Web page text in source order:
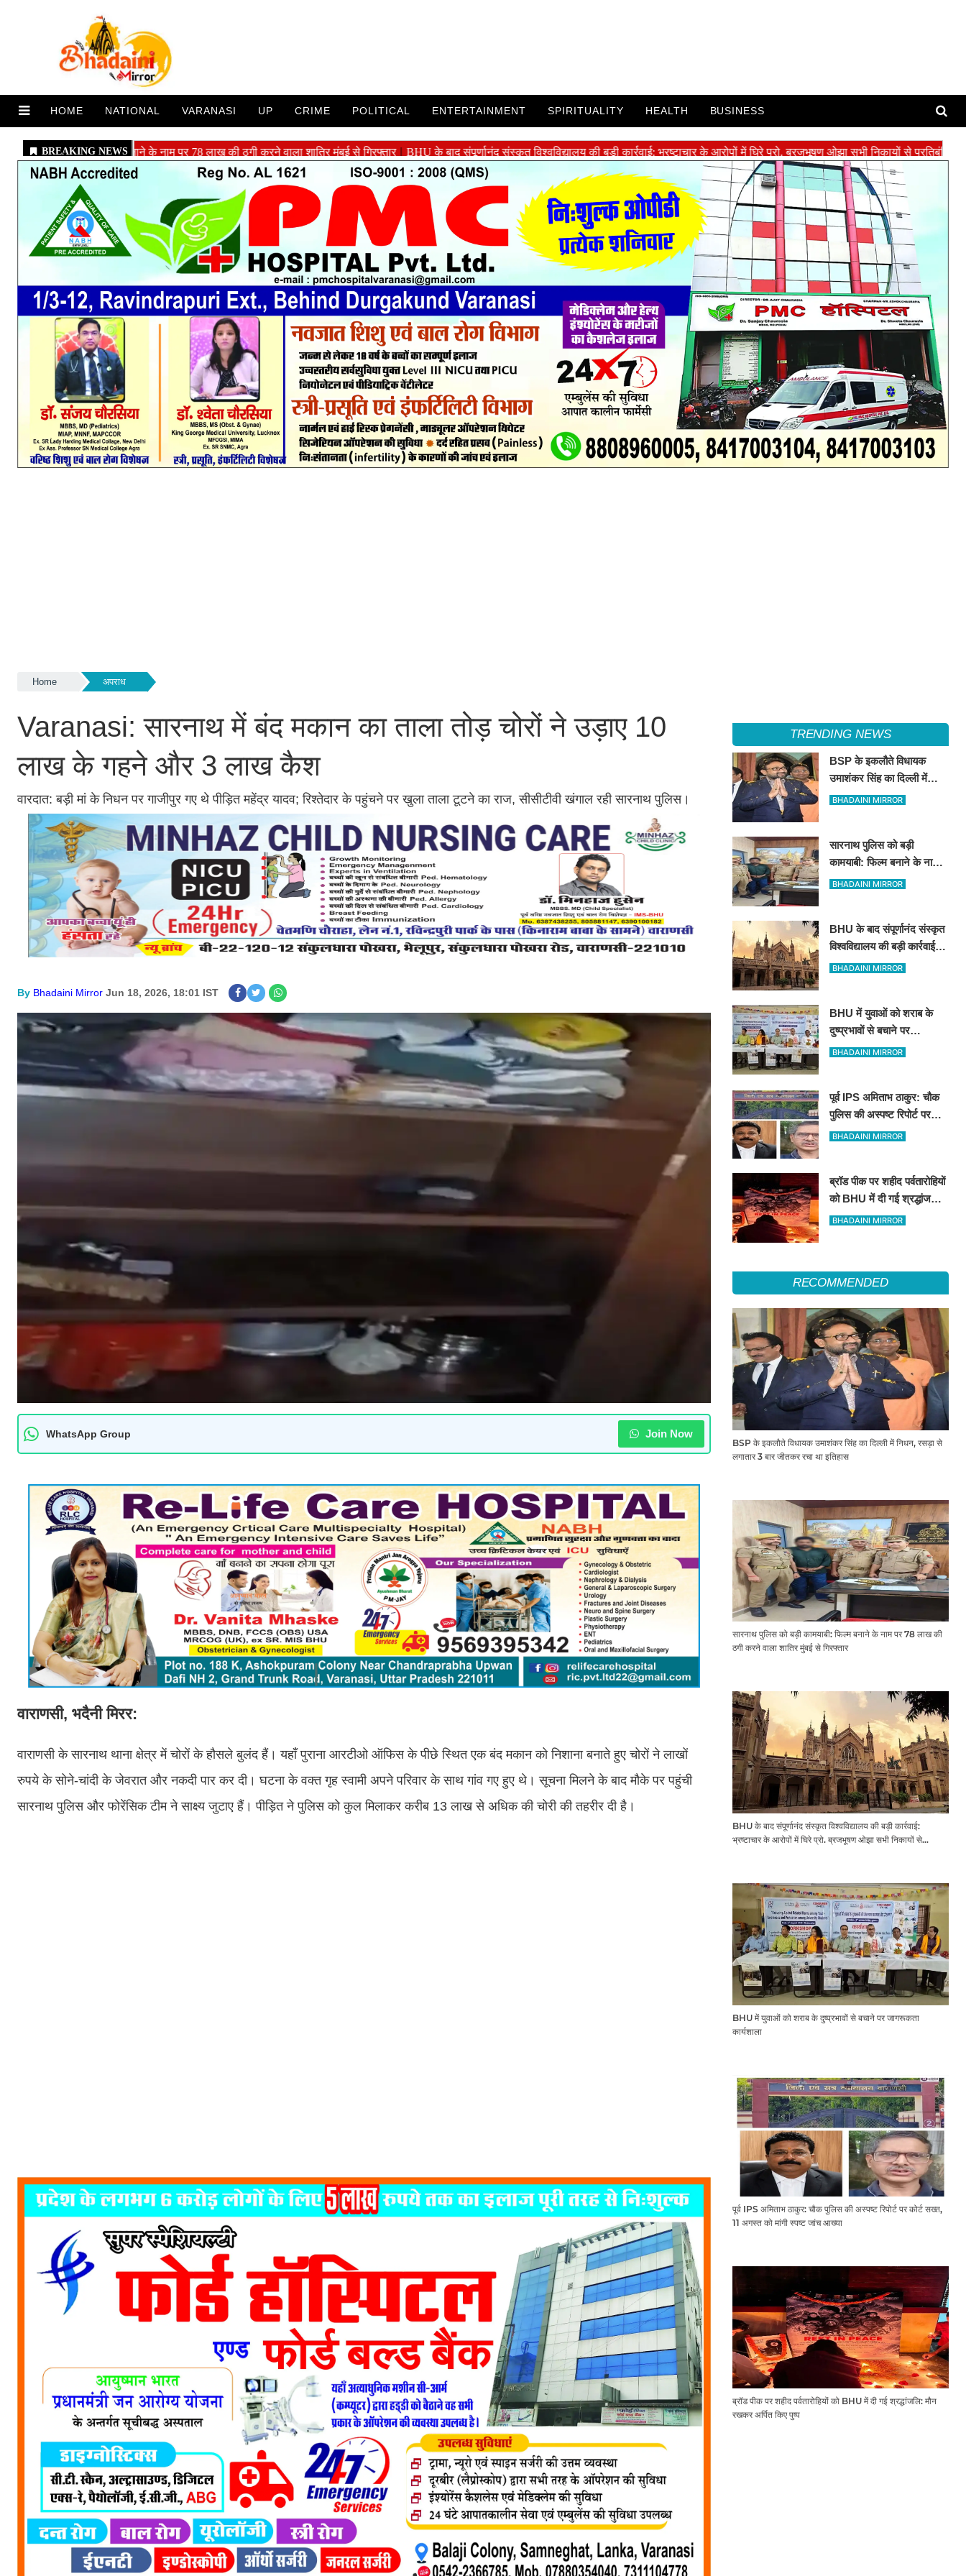
HOME NATIONAL VARANASI UP CRIME POLITICAL ENTERTAINMENT SPIRITUALITY HEALTH BUSINESS
Home अपराध
Varanasi: सारनाथ में बंद मकान का ताला तोड़ चोरों ने उड़ाए 10
लाख के गहने और 3 लाख कैश
वारदात: बड़ी मां के निधन पर गाजीपुर गए थे पीड़ित महेंद्र यादव; रिश्तेदार के पहुंचने पर खुला ताला टूटने का राज, सीसीटीवी खंगाल रही सारनाथ पुलिस।
By Bhadaini Mirror Jun 18, 2026, 18:01 IST
WhatsApp Group Join Now
वाराणसी, भदैनी मिरर:
वाराणसी के सारनाथ थाना क्षेत्र में चोरों के हौसले बुलंद हैं। यहाँ पुराना आरटीओ ऑफिस के पीछे स्थित एक बंद मकान को निशाना बनाते हुए चोरों ने लाखों
रुपये के सोने-चांदी के जेवरात और नकदी पार कर दी। घटना के वक्त गृह स्वामी अपने परिवार के साथ गांव गए हुए थे। सूचना मिलने के बाद मौके पर पहुंची
सारनाथ पुलिस और फोरेंसिक टीम ने साक्ष्य जुटाए हैं। पीड़ित ने पुलिस को कुल मिलाकर करीब 13 लाख से अधिक की चोरी की तहरीर दी है।
TRENDING NEWS
BSP के इकलौते विधायक
उमाशंकर सिंह का दिल्ली में
निधन, रसड़ा से लगातार 3 बार
BHADAINI MIRROR
सारनाथ पुलिस को बड़ी
कामयाबी: फिल्म बनाने के नाम
पर 78 लाख की ठगी करने वाला
BHADAINI MIRROR
BHU के बाद संपूर्णानंद संस्कृत
विश्वविद्यालय की बड़ी कार्रवाई:
भ्रष्टाचार के आरोपों में घिरे प्रो.
BHADAINI MIRROR
BHU में युवाओं को शराब के
दुष्प्रभावों से बचाने पर
जागरूकता कार्यशाला
BHADAINI MIRROR
पूर्व IPS अमिताभ ठाकुर: चौक
पुलिस की अस्पष्ट रिपोर्ट पर
कोर्ट सख्त, 11 अगस्त को मांगी
BHADAINI MIRROR
ब्रॉड पीक पर शहीद पर्वतारोहियों
को BHU में दी गई श्रद्धांजलि:
मौन रखकर अर्पित किए पुष्प
BHADAINI MIRROR
RECOMMENDED
BSP के इकलौते विधायक उमाशंकर सिंह का दिल्ली में निधन, रसड़ा से
लगातार 3 बार जीतकर रचा था इतिहास
सारनाथ पुलिस को बड़ी कामयाबी: फिल्म बनाने के नाम पर 78 लाख की
ठगी करने वाला शातिर मुंबई से गिरफ्तार
BHU के बाद संपूर्णानंद संस्कृत विश्वविद्यालय की बड़ी कार्रवाई:
भ्रष्टाचार के आरोपों में घिरे प्रो. ब्रजभूषण ओझा सभी निकायों से
BHU में युवाओं को शराब के दुष्प्रभावों से बचाने पर जागरूकता
कार्यशाला
पूर्व IPS अमिताभ ठाकुर: चौक पुलिस की अस्पष्ट रिपोर्ट पर कोर्ट सख्त,
11 अगस्त को मांगी स्पष्ट जांच आख्या
ब्रॉड पीक पर शहीद पर्वतारोहियों को BHU में दी गई श्रद्धांजलि: मौन
रखकर अर्पित किए पुष्प